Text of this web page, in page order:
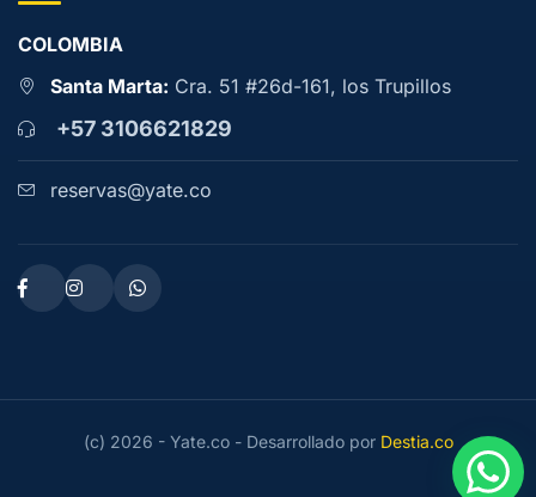
COLOMBIA
Santa Marta: Cra. 51 #26d-161, los Trupillos
+57 3106621829
reservas@yate.co
(c) 2026 - Yate.co - Desarrollado por Destia.co